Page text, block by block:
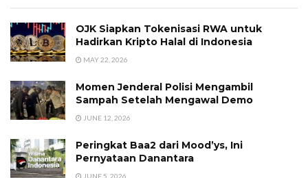
OJK Siapkan Tokenisasi RWA untuk
Hadirkan Kripto Halal di Indonesia
MAY 22, 2026
Momen Jenderal Polisi Mengambil
Sampah Setelah Mengawal Demo
JUNE 12, 2026
Peringkat Baa2 dari Mood’ys, Ini
Pernyataan Danantara
JUNE 5, 2026